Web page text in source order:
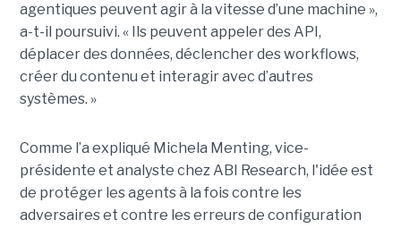
agentiques peuvent agir à la vitesse d’une machine »,
a-t-il poursuivi. « Ils peuvent appeler des API,
déplacer des données, déclencher des workflows,
créer du contenu et interagir avec d’autres
systèmes. »
Comme l’a expliqué Michela Menting, vice-
présidente et analyste chez ABI Research, l'idée est
de protéger les agents à la fois contre les
adversaires et contre les erreurs de configuration